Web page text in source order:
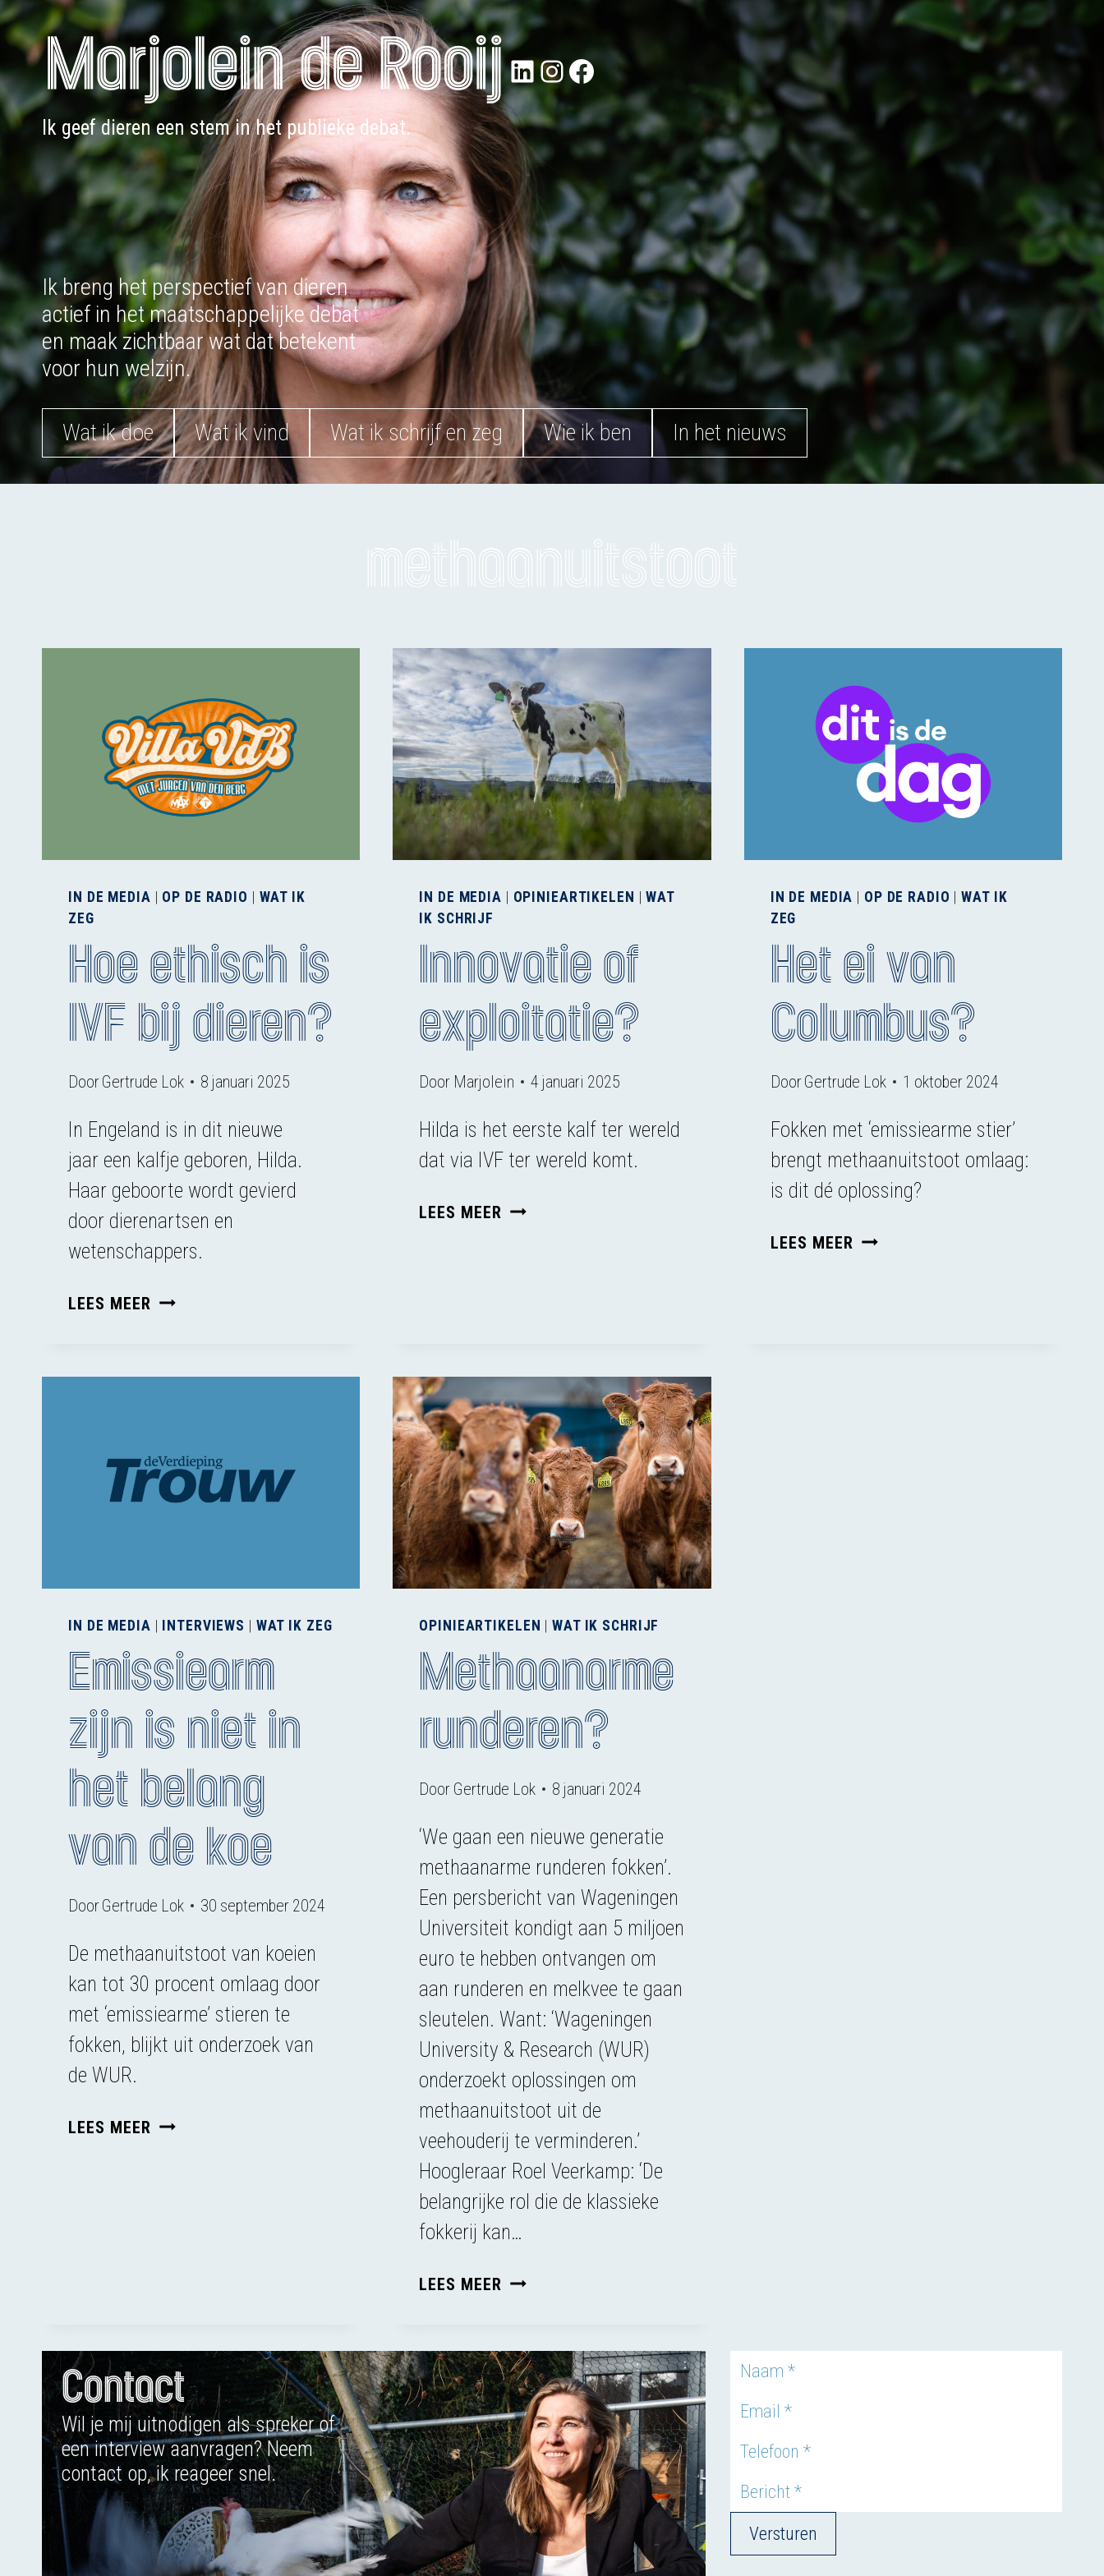
Doorgaan
naar
inhoud
LinkedIn
Instagram
Facebook
Ik geef dieren een stem in het publieke debat.
Ik breng het perspectief van dieren
actief in het maatschappelijke debat
en maak zichtbaar wat dat betekent
voor hun welzijn.
Wat ik doe Wat ik vind Wat ik schrijf en zeg Wie ik ben In het nieuws
methaanuitstoot
IN DE MEDIA OP DE RADIO
WAT IK
ZEG
Hoe ethisch is
IVF bij dieren?
DoorGertrude Lok 8 januari 2025
In Engeland is in dit nieuwe
jaar een kalfje geboren, Hilda.
Haar geboorte wordt gevierd
door dierenartsen en
wetenschappers.
LEES MEER HOE
IVF
IN DE MEDIA OPINIEARTIKELEN |WAT
IK SCHRIJF
Innovatie of
exploitatie?
Door Marjolein 4 januari 2025
Hilda is het eerste kalf ter wereld
dat via IVF ter wereld komt.
LEES MEER INNOVATIE
IN DE MEDIA OP DE RADIO |WAT IK
ZEG
Het ei van
Columbus?
DoorGertrude Lok 1 oktober 2024
Fokken met ‘emissiearme stier’
brengt methaanuitstoot omlaag:
is dit dé oplossing?
LEES MEER HET
IN DE MEDIA INTERVIEWS WAT IK ZEG
Emissiearm
zijn is niet in
het belang
van de koe
DoorGertrude Lok 30 september 2024
De methaanuitstoot van koeien
kan tot 30 procent omlaag door
met ‘emissiearme’ stieren te
fokken, blijkt uit onderzoek van
de WUR.
LEES MEER EMISSIEARM
OPINIEARTIKELEN |WAT IK SCHRIJF
Methaanarme
runderen?
Door Gertrude Lok 8 januari 2024
‘We gaan een nieuwe generatie
methaanarme runderen fokken’.
Een persbericht van Wageningen
Universiteit kondigt aan 5 miljoen
euro te hebben ontvangen om
aan runderen en melkvee te gaan
sleutelen. Want: ‘Wageningen
University & Research (WUR)
onderzoekt oplossingen om
methaanuitstoot uit de
veehouderij te verminderen.’
Hoogleraar Roel Veerkamp: ‘De
belangrijke rol die de klassieke
fokkerij kan…
LEES MEER METHAANARME
Contact
Wil je mij uitnodigen als spreker of
een interview aanvragen? Neem
contact op, ik reageer snel.
Versturen